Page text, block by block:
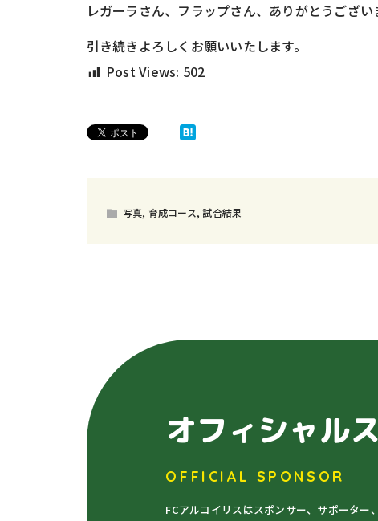
レガーラさん、フラップさん、ありがとうござい
引き続きよろしくお願いいたします。
Post Views: 502
写真, 育成コース,試合結果
オフィシャル
OFFICIAL SPONSOR
FCアルコイリスはスポンサー、サポーター